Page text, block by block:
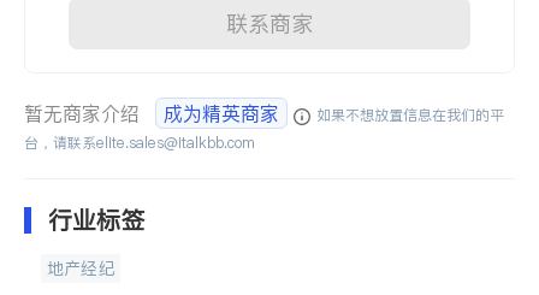
联系商家
暂无商家介绍 成为精英商家
如果不想放置信息在我们的平
台，请联系elite.sales@italkbb.com
行业标签
地产经纪